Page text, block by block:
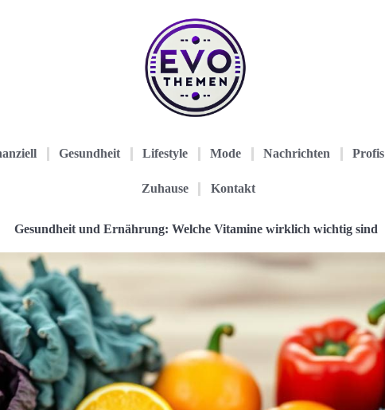
Gesundheit Lifestyle Mode Nachrichten Profis
Zuhause Kontakt
Gesundheit und Ernährung: Welche Vitamine wirklich wichtig sind